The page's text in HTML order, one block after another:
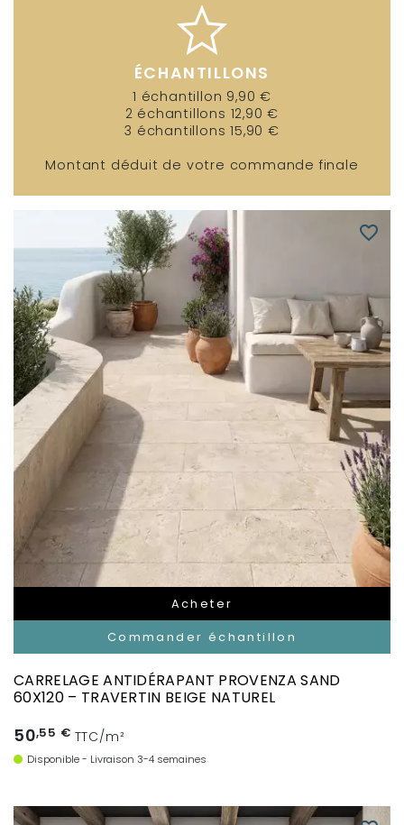
ÉCHANTILLONS
1 échantillon 9,90 €
2 échantillons 12,90 €
3 échantillons 15,90 €
Montant déduit de votre commande finale
Acheter
Commander échantillon
favorite_border
CARRELAGE ANTIDÉRAPANT PROVENZA SAND
60X120 – TRAVERTIN BEIGE NATUREL
50,55 € TTC/m²
Disponible - Livraison 3-4 semaines